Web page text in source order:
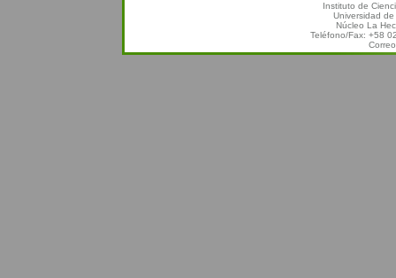
Instituto de
Universidad
Núcleo La
Teléfono/Fax: +58